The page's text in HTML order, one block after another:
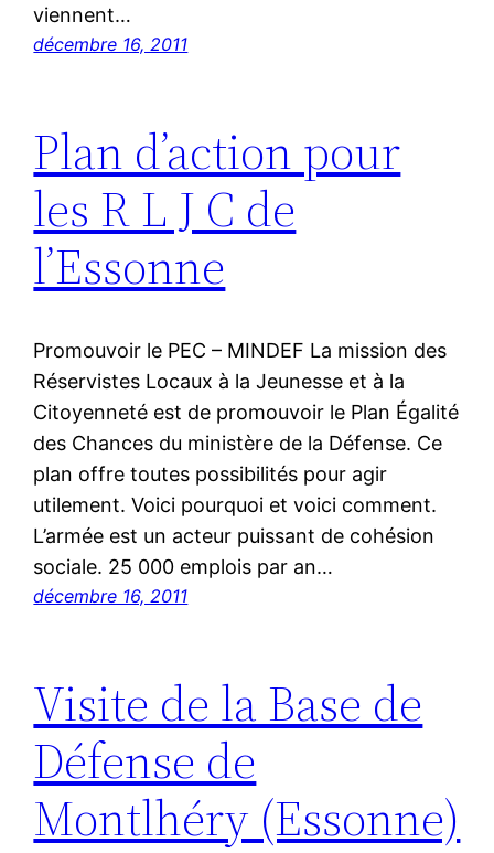
viennent…
décembre 16, 2011
Plan d’action pour
les R L J C de
l’Essonne
Promouvoir le PEC – MINDEF La mission des
Réservistes Locaux à la Jeunesse et à la
Citoyenneté est de promouvoir le Plan Égalité
des Chances du ministère de la Défense. Ce
plan offre toutes possibilités pour agir
utilement. Voici pourquoi et voici comment.
L’armée est un acteur puissant de cohésion
sociale. 25 000 emplois par an…
décembre 16, 2011
Visite de la Base de
Défense de
Montlhéry (Essonne)